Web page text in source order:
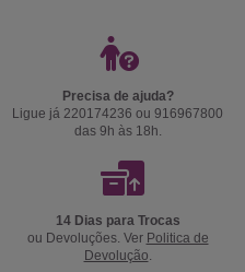
Precisa de ajuda?
Ligue já 220174236 ou 916967800
das 9h às 18h.
14 Dias para Trocas
ou Devoluções. Ver Politica de
Devolução.